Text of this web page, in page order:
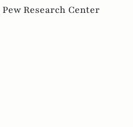
Pew Research Center